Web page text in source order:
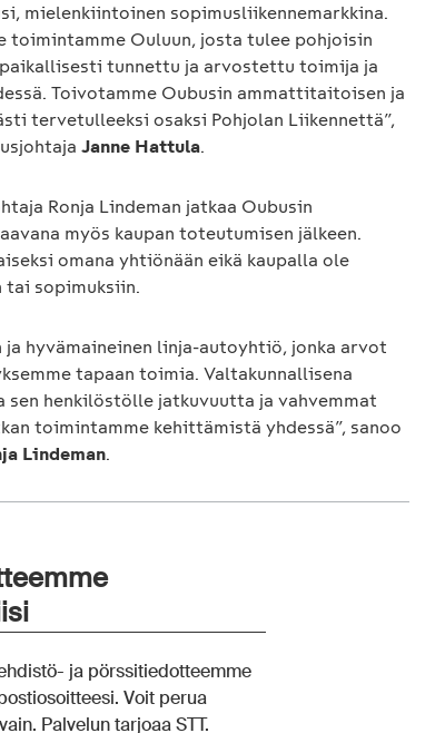
mielenkiintoinen sopimusliikennemarkkina.
toimintamme Ouluun, josta tulee pohjoisin
tunnettu ja arvostettu toimija ja
Toivotamme Oubusin ammattitaitoisen ja
tervetulleeksi osaksi Pohjolan Liikennettä”,
Janne Hattula.
Ronja Lindeman jatkaa Oubusin
myös kaupan toteutumisen jälkeen.
omana yhtiönään eikä kaupalla ole
tai sopimuksiin.
ja hyvämaineinen linja-autoyhtiö, jonka arvot
tapaan toimia. Valtakunnallisena
henkilöstölle jatkuvuutta ja vahvemmat
toimintamme kehittämistä yhdessä”, sanoo
Lindeman.